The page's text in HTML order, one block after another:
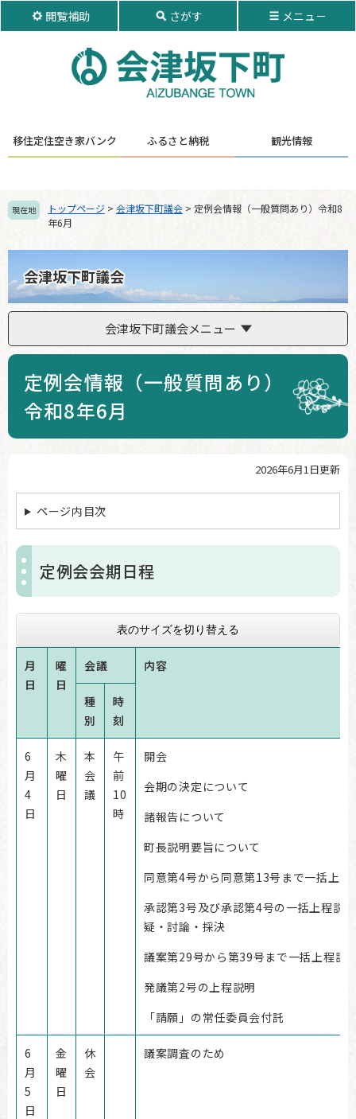
本
閲覧補助 さがす メニュ－
移住定住空き家バンク ふるさと納税 観光情報
現在地 トップページ > 会津坂下町議会 > 定例会情報（一般質問あり）令和8
年6月
会津坂下町議会
会津坂下町議会メニュー
定例会情報（一般質問あり）
令和8年6月
2026年6月1日更新
ページ内目次
定例会会期日程
表のサイズを切り替える
月
日
曜
日
会議 内容
種
別
時
刻
6
月
4
日
木
曜
日
本
会
議
午
前
10
時
開会
会期の決定について
諸報告について
町長説明要旨について
同意第4号から同意第13号まで一括上程
承認第3号及び承認第4号の一括上程説
疑・討論・採決
議案第29号から第39号まで一括上程説
発議第2号の上程説明
「請願」の常任委員会付託
6
月
5
日
金
曜
日
休
会
議案調査のため